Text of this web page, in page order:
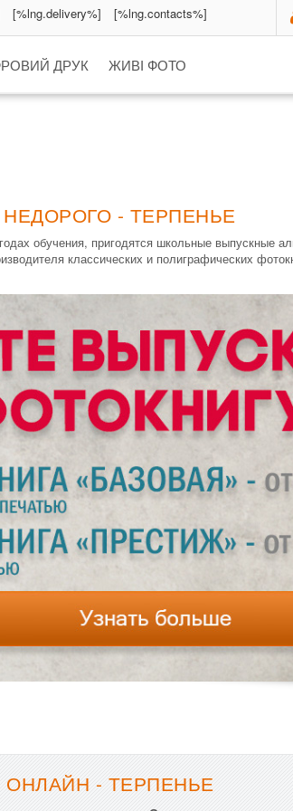
[%lng.delivery%] [%lng.contacts%]
ДРУК ЖИВІ ФОТО
- ТЕРПЕНЬЕ
обучения, пригодятся школьные выпускные
классических и полиграфических
- ТЕРПЕНЬЕ